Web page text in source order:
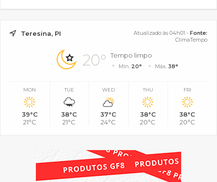
Teresina, PI Atualizado às 04h01 - Fonte:
ClimaTempo
20° Tempo limpo
Mín. 20° Máx. 38°
MON
39°C
21°C
TUE
38°C
21°C
WED
37°C
24°C
THU
38°C
20°C
FRI
38°C
20°C